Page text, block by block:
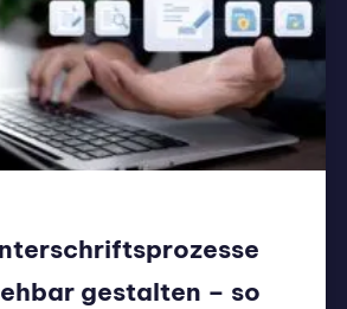
gestalten – so